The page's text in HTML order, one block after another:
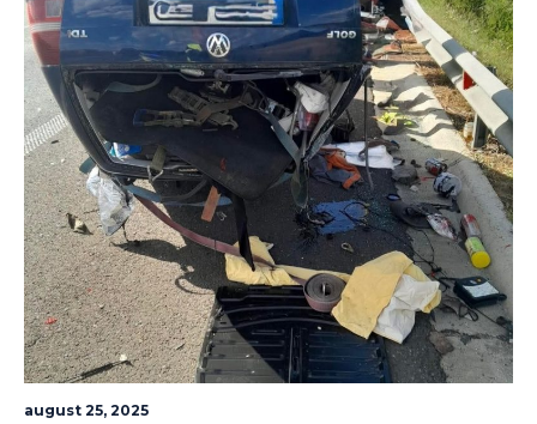
august 25, 2025